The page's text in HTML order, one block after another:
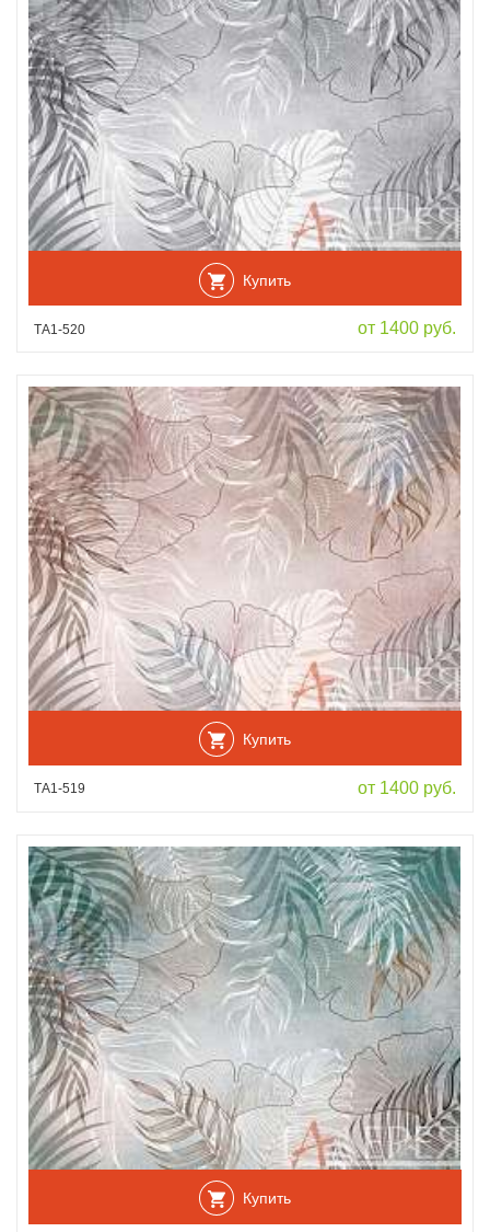
Купить
ТА1-520 от 1400 руб.
Купить
ТА1-519 от 1400 руб.
Купить